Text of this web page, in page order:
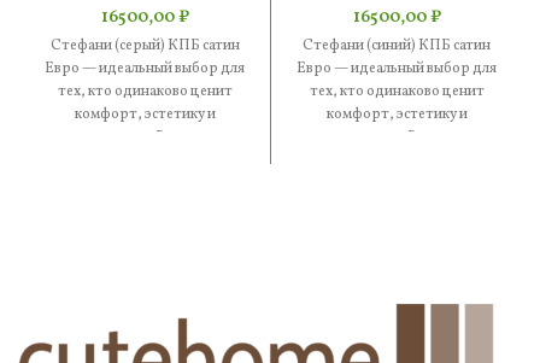
16500,00₽
Стефани (серый) КПБ сатин
Евро — идеальный выбор для
тех, кто одинаково ценит
комфорт, эстетику и
практичность. В составе —
16500,00₽
Стефани (синий) КПБ сатин
Евро — идеальный выбор для
тех, кто одинаково ценит
комфорт, эстетику и
практичность. В составе —